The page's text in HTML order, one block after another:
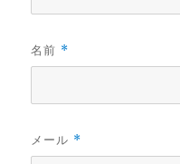
名前 *
メール *